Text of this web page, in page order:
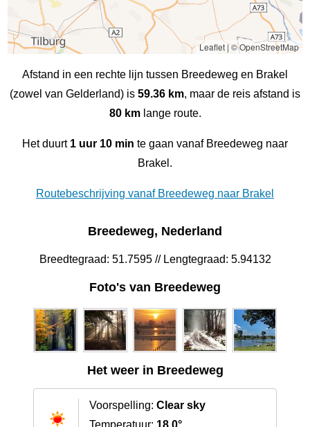
Leaflet|© OpenStreetMap
Afstand in een rechte lijn tussen Breedeweg en Brakel
(zowel van Gelderland) is 59.36 km, maar de reis afstand is
80 kmlange route.
Het duurt 1 uur 10 min te gaan vanaf Breedeweg naar
Brakel.
Routebeschrijving vanaf Breedeweg naar Brakel
Breedeweg, Nederland
Breedtegraad: 51.7595 // Lengtegraad: 5.94132
Foto's van Breedeweg
Het weer in Breedeweg
Voorspelling: Clear sky